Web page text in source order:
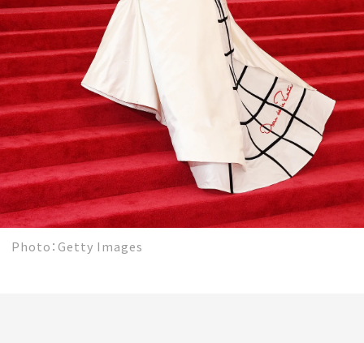
Photo：Getty Images